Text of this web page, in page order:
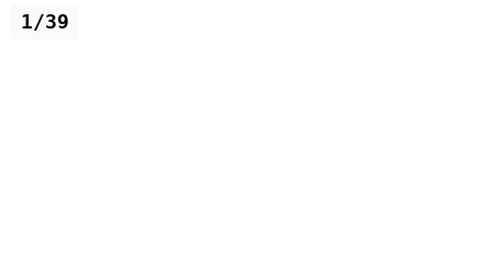
1/39